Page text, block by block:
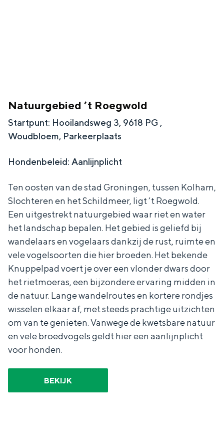
Natuurgebied ’t Roegwold
Startpunt: Hooilandsweg 3, 9618 PG ,
Woudbloem, Parkeerplaats
Hondenbeleid: Aanlijnplicht
Ten oosten van de stad Groningen, tussen Kolham,
Slochteren en het Schildmeer, ligt ’t Roegwold.
Een uitgestrekt natuurgebied waar riet en water
het landschap bepalen. Het gebied is geliefd bij
wandelaars en vogelaars dankzij de rust, ruimte en
vele vogelsoorten die hier broeden. Het bekende
Knuppelpad voert je over een vlonder dwars door
het rietmoeras, een bijzondere ervaring midden in
de natuur. Lange wandelroutes en kortere rondjes
wisselen elkaar af, met steeds prachtige uitzichten
om van te genieten. Vanwege de kwetsbare natuur
en vele broedvogels geldt hier een aanlijnplicht
voor honden.
BEKIJK